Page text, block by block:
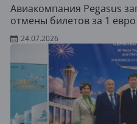
Авиакомпания Pegasus
отмены билетов за 1 евро
24.07.2026